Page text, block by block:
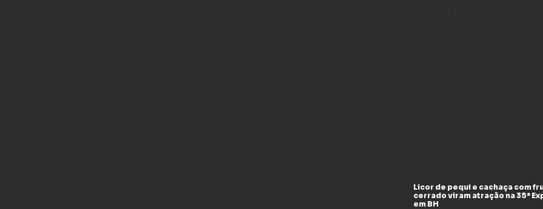
Licor de pequi e cachaça com
cerrado viram atração na 35ª
em BH